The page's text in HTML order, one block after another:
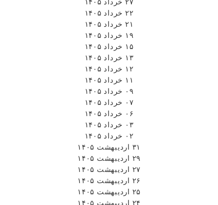
۲۷ خرداد ۱۴۰۵
۲۲ خرداد ۱۴۰۵
۲۱ خرداد ۱۴۰۵
۱۹ خرداد ۱۴۰۵
۱۵ خرداد ۱۴۰۵
۱۳ خرداد ۱۴۰۵
۱۲ خرداد ۱۴۰۵
۱۱ خرداد ۱۴۰۵
۰۹ خرداد ۱۴۰۵
۰۷ خرداد ۱۴۰۵
۰۶ خرداد ۱۴۰۵
۰۳ خرداد ۱۴۰۵
۰۲ خرداد ۱۴۰۵
۳۱ اردیبهشت ۱۴۰۵
۲۹ اردیبهشت ۱۴۰۵
۲۷ اردیبهشت ۱۴۰۵
۲۶ اردیبهشت ۱۴۰۵
۲۵ اردیبهشت ۱۴۰۵
۲۴ اردیبهشت ۱۴۰۵